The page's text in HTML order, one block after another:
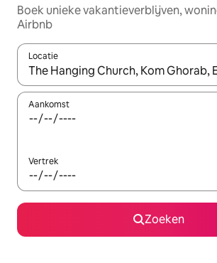
Boek unieke vakantieverblijven,
Airbnb
Locatie
Wanneer er suggesties beschikbaar
Aankomst
Vertrek
Zoeken